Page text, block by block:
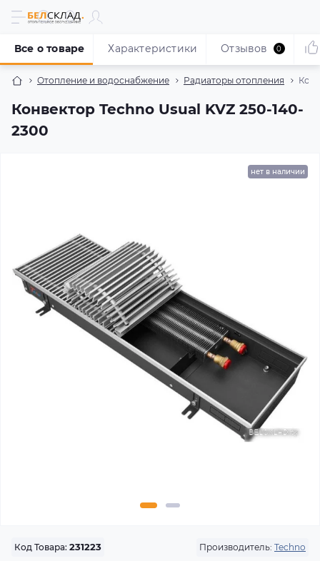
Отопление и водоснабжение Радиаторы отопления
Конвектор Techno Usual KVZ 250-140-
2300
Все о товаре Характеристики Отзывов 0
нет в наличии
Код Товара: 231223 Производитель: Techno